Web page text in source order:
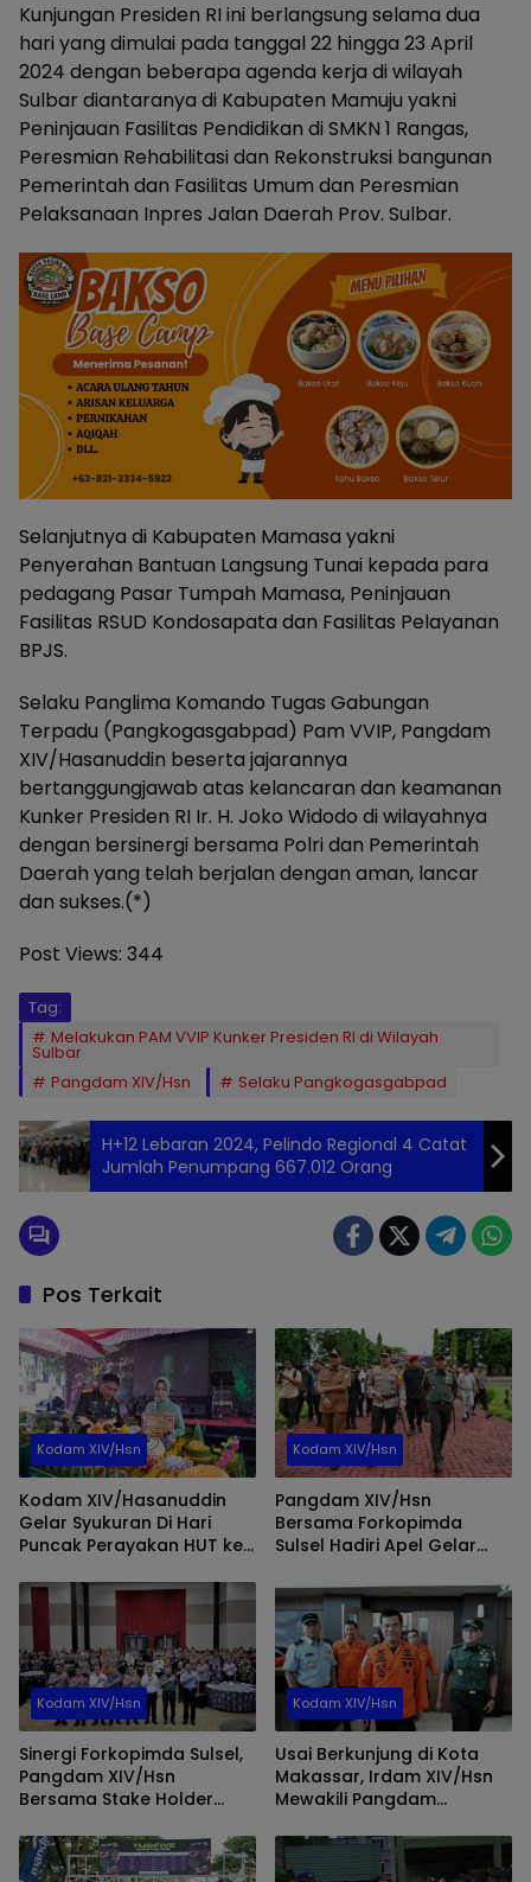
Kunjungan Presiden RI ini berlangsung selama dua
hari yang dimulai pada tanggal 22 hingga 23 April
2024 dengan beberapa agenda kerja di wilayah
Sulbar diantaranya di Kabupaten Mamuju yakni
Peninjauan Fasilitas Pendidikan di SMKN 1 Rangas,
Peresmian Rehabilitasi dan Rekonstruksi bangunan
Pemerintah dan Fasilitas Umum dan Peresmian
Pelaksanaan Inpres Jalan Daerah Prov. Sulbar.
Selanjutnya di Kabupaten Mamasa yakni
Penyerahan Bantuan Langsung Tunai kepada para
pedagang Pasar Tumpah Mamasa, Peninjauan
Fasilitas RSUD Kondosapata dan Fasilitas Pelayanan
BPJS.
Selaku Panglima Komando Tugas Gabungan
Terpadu (Pangkogasgabpad) Pam VVIP, Pangdam
XIV/Hasanuddin beserta jajarannya
bertanggungjawab atas kelancaran dan keamanan
Kunker Presiden RI Ir. H. Joko Widodo di wilayahnya
dengan bersinergi bersama Polri dan Pemerintah
Daerah yang telah berjalan dengan aman, lancar
dan sukses.(*)
Post Views: 344
Tag:
Melakukan PAM VVIP Kunker Presiden RI di Wilayah
Sulbar
Pangdam XIV/Hsn
Selaku Pangkogasgabpad
H+12 Lebaran 2024, Pelindo Regional 4 Catat
Jumlah Penumpang 667.012 Orang
Pos Terkait
Kodam XIV/Hsn
Kodam XIV/Hasanuddin
Gelar Syukuran Di Hari
Puncak Perayakan HUT ke-
Kodam XIV/Hsn
Pangdam XIV/Hsn
Bersama Forkopimda
Sulsel Hadiri Apel Gelar
Kodam XIV/Hsn
Sinergi Forkopimda Sulsel,
Pangdam XIV/Hsn
Bersama Stake Holder
Kesiapan Operasi Ketupat
2024
Kodam XIV/Hsn
Usai Berkunjung di Kota
Makassar, Irdam XIV/Hsn
Mewakili Pangdam
Kabasarnas RI